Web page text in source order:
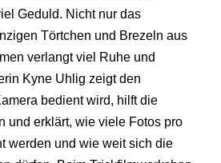
Geduld. Nicht nur das
Törtchen und Brezeln aus
verlangt viel Ruhe und
Kyne Uhlig zeigt den
bedient wird, hilft die
und erklärt, wie viele Fotos pro
werden und wie weit sich die